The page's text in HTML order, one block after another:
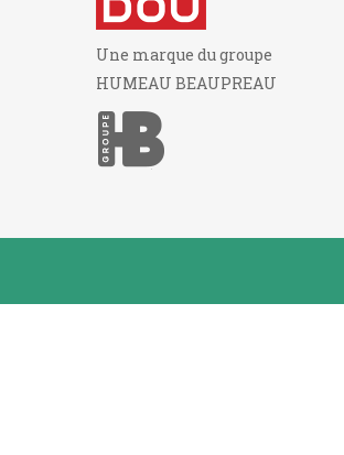
Une marque du groupe
HUMEAU BEAUPREAU